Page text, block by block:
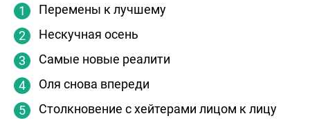
Перемены к лучшему
Нескучная осень
Самые новые реалити
Оля снова впереди
Столкновение с хейтерами лицом к лицу